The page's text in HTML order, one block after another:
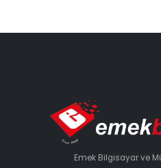
Emek Bilgisayar ve